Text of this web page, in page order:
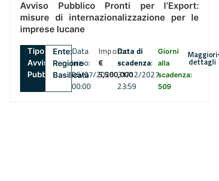
Avviso Pubblico Pronti per l’Export:
misure di internazionalizzazione per le
imprese lucane
Tipo:
Avviso
Pubblico
Ente:
Regione
Basilicata
Data
inizio:
06/07/2026
00:00
Importo
€
5,500,000
Data di
scadenza:
31/12/2027
23:59
Giorni
alla
scadenza:
509
Maggiori
dettagli